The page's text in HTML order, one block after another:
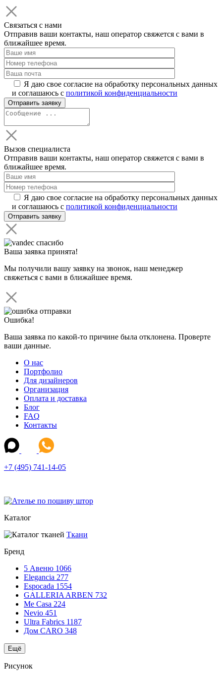
Связаться с нами
Отправив ваши контакты, наш оператор свяжется с вами в
ближайшее время.
Я даю свое согласие на обработку персональных данных
и соглашаюсь с политикой конфиденциальности
Вызов специалиста
Отправив ваши контакты, наш оператор свяжется с вами в
ближайшее время.
Я даю свое согласие на обработку персональных данных
и соглашаюсь с политикой конфиденциальности
Ваша заявка принята!
Мы получили вашу заявку на звонок, наш менеджер
свяжеться с вами в ближайшее время.
Ошибка!
Ваша заявка по какой-то причине была отклонена. Проверте
ваши данные.
О нас
Портфолио
Для дизайнеров
Организация
Оплата и доставка
Блог
FAQ
Контакты
+7 (495) 741-14-05
Каталог
Ткани
Бренд
5 Авеню 1066
Elegancia 277
Espocada 1554
GALLERIA ARBEN 732
Me Casa 224
Nevio 451
Ultra Fabrics 1187
Дом CARO 348
Ещё
Рисунок